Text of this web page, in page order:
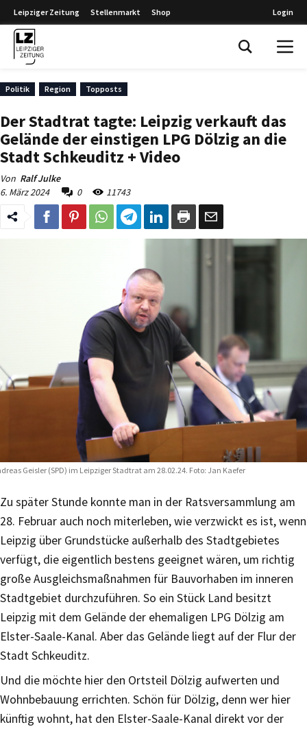
Leipziger Zeitung Stellenmarkt Shop Login
Politik Region Topposts
Der Stadtrat tagte: Leipzig verkauft das
Gelände der einstigen LPG Dölzig an die
Stadt Schkeuditz + Video
Von Ralf Julke
6. März 2024
0 11743
Geisler (SPD) im Leipziger Stadtrat am 28.02.24. Foto: Jan Kaefer
Zu später Stunde konnte man in der Ratsversammlung am
28. Februar auch noch miterleben, wie verzwickt es ist, wenn
Leipzig über Grundstücke außerhalb des Stadtgebietes
verfügt, die eigentlich bestens geeignet wären, um richtig
große Ausgleichsmaßnahmen für Bauvorhaben im inneren
Stadtgebiet durchzuführen. So ein Stück Land besitzt
Leipzig mit dem Gelände der ehemaligen LPG Dölzig am
Elster-Saale-Kanal. Aber das Gelände liegt auf der Flur der
Stadt Schkeuditz.
Und die möchte hier den Ortsteil Dölzig aufwerten und
Wohnbebauung errichten. Schön für Dölzig, denn wer hier
künftig wohnt, hat den Elster-Saale-Kanal direkt vor der